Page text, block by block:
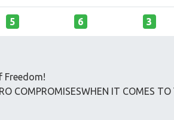
5 6 3
Freedom!
COMPROMISESWHEN IT COMES TO